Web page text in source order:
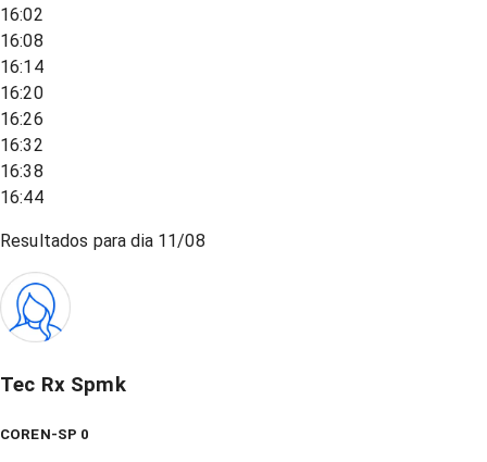
16:02
16:08
16:14
16:20
16:26
16:32
16:38
16:44
Resultados para dia 11/08
Tec Rx Spmk
COREN-SP 0